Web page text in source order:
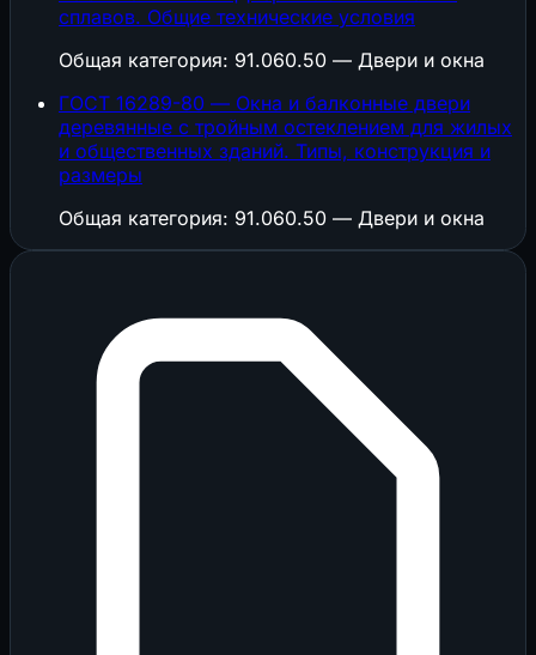
сплавов. Общие технические условия
Общая категория: 91.060.50 — Двери и окна
ГОСТ 16289-80 — Окна и балконные двери
деревянные с тройным остеклением для жилых
и общественных зданий. Типы, конструкция и
размеры
Общая категория: 91.060.50 — Двери и окна